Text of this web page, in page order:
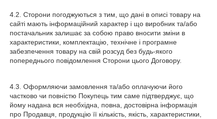
4.2. Сторони погоджуються з тим, що дані в описі товару на
сайті мають інформаційний характер і що виробник та/або
постачальник залишає за собою право вносити зміни в
характеристики, комплектацію, технічне і програмне
забезпечення товару на свій розсуд без будь-якого
попереднього повідомлення Сторони цього Договору.
4.3. Оформляючи замовлення та/або оплачуючи його
частково чи повністю Покупець тим саме підтверджує, що
йому надана вся необхідна, повна, достовірна інформація
про Продавця, продукцію її кількість, якість, характеристики,